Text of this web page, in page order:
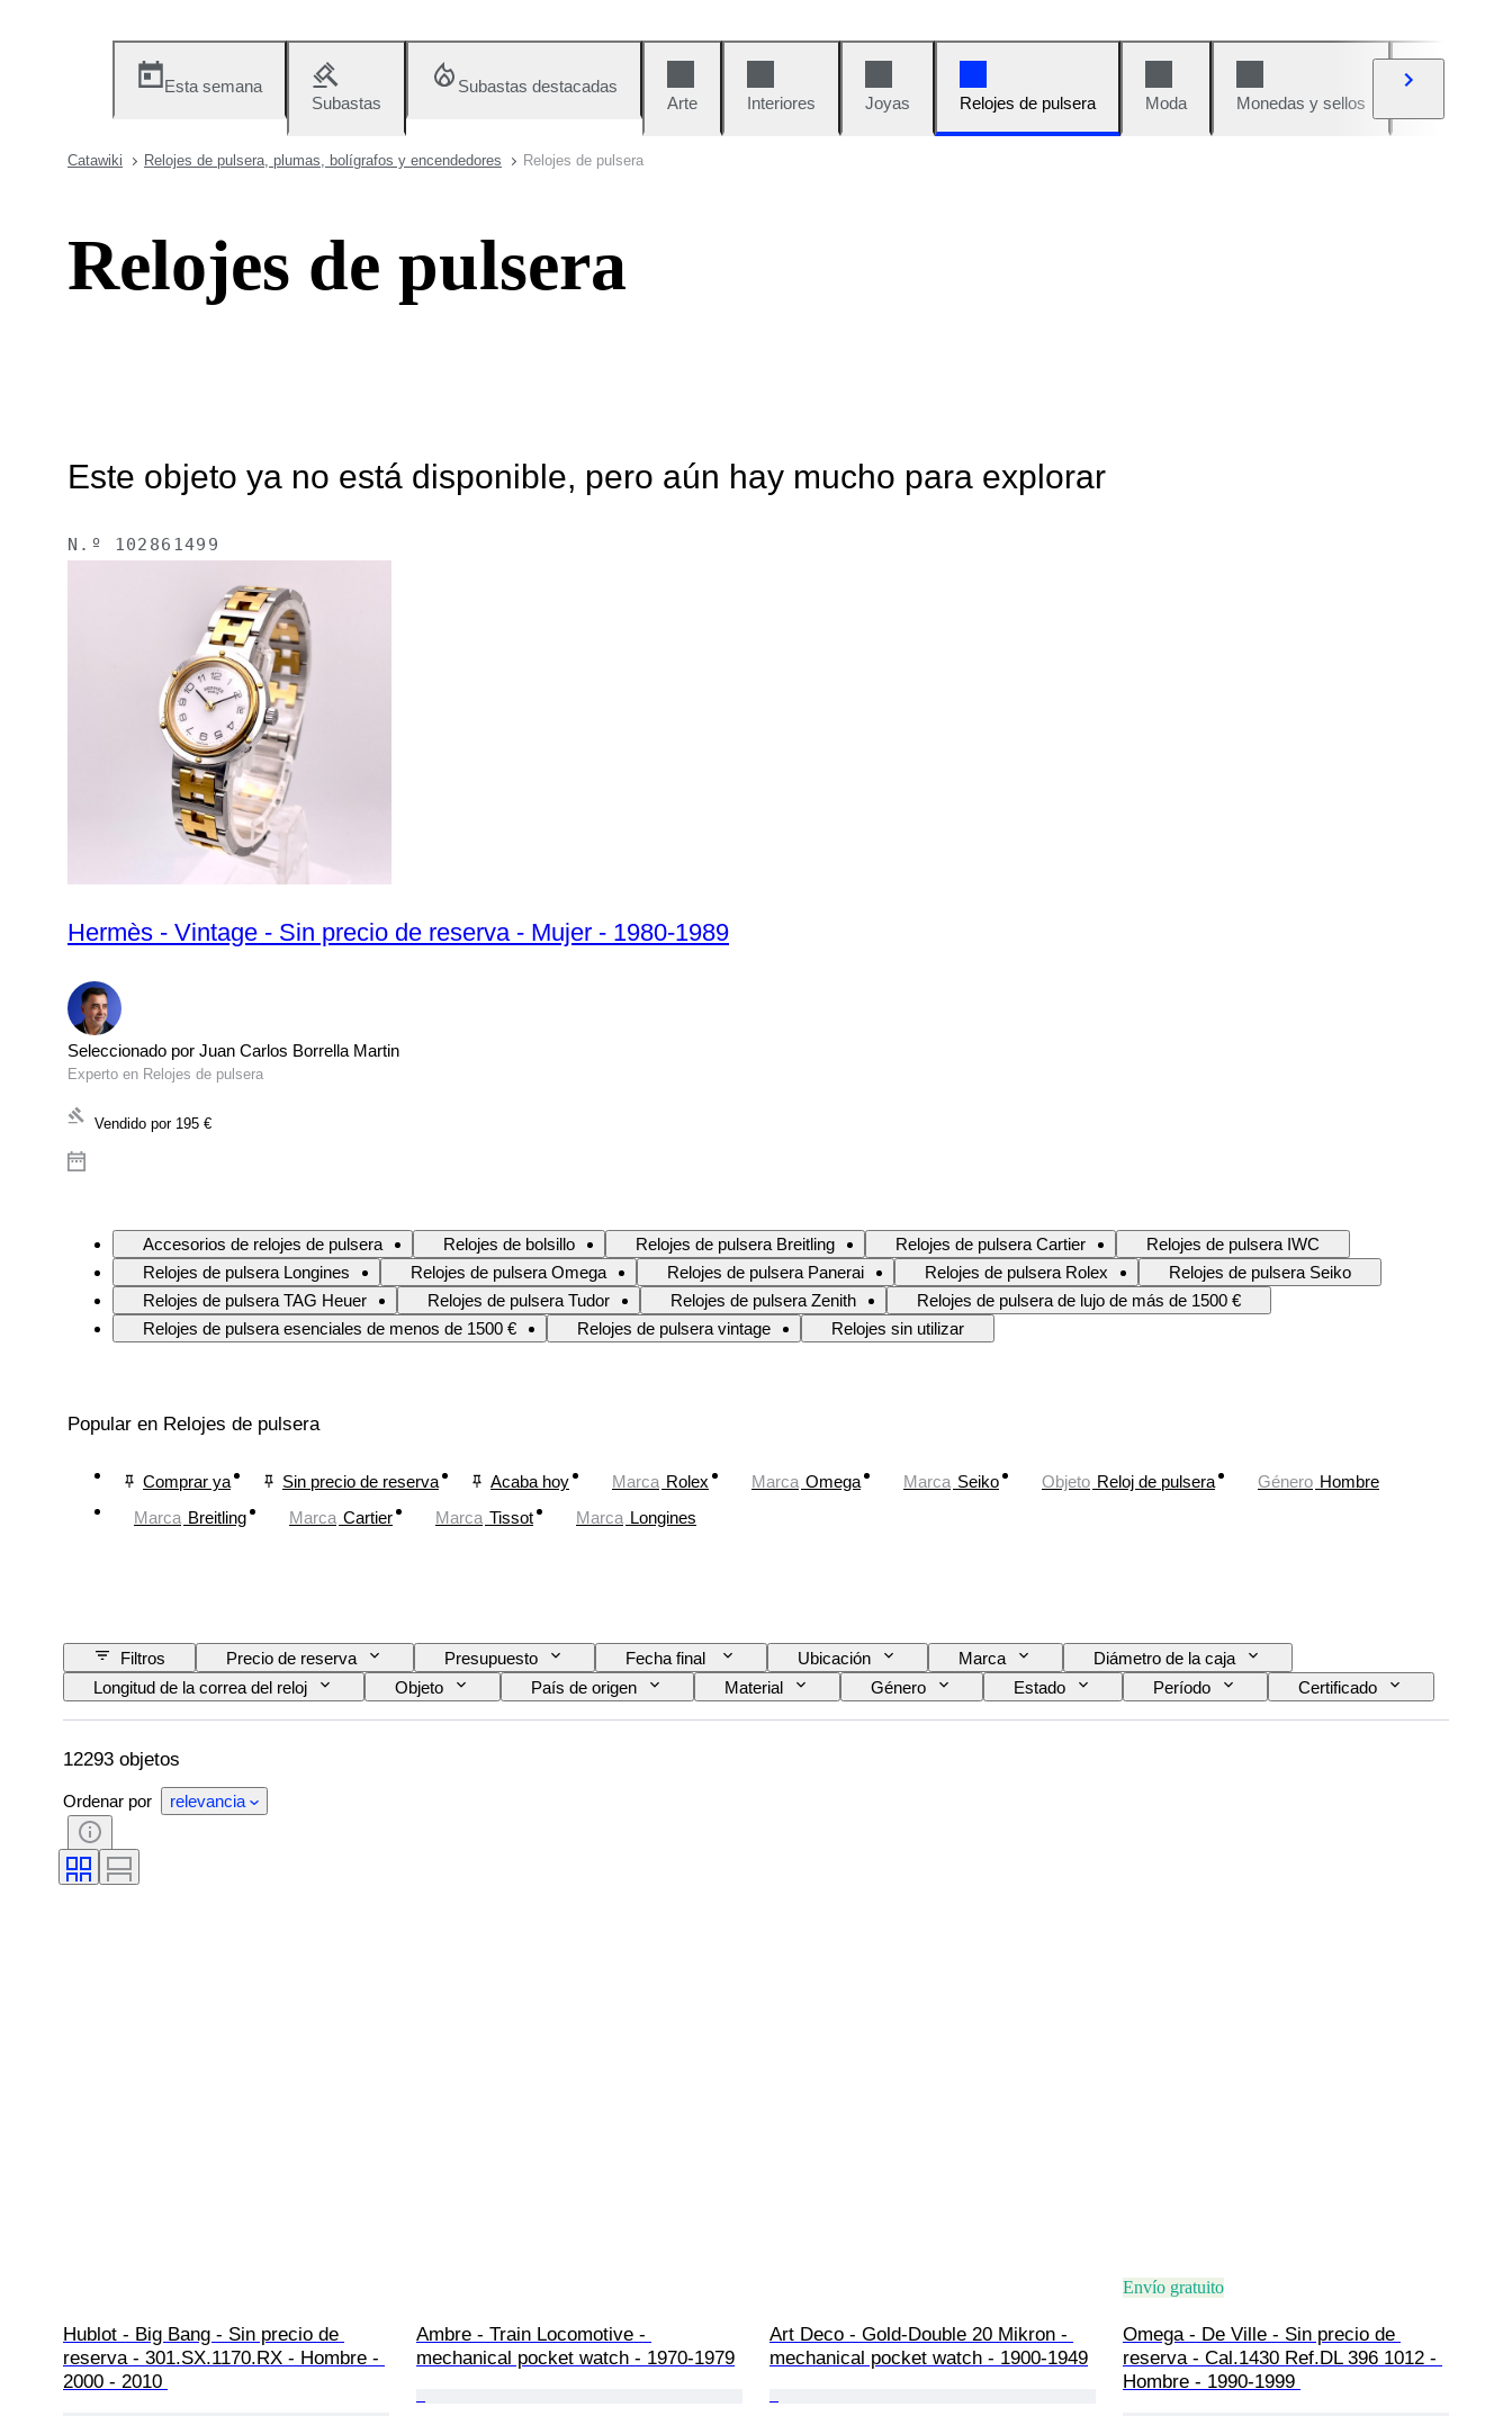
Esta semana
Subastas
Subastas destacadas
Arte
Interiores Joyas Relojes de pulsera Moda Monedas y sellos
Catawiki Relojes de pulsera, plumas, bolígrafos y encendedores Relojes de pulsera
Relojes de pulsera
Este objeto ya no está disponible, pero aún hay mucho para explorar
N.º 102861499
Hermès - Vintage - Sin precio de reserva - Mujer - 1980-1989
Seleccionado por Juan Carlos Borrella Martin
Experto en Relojes de pulsera
Vendido por 195 €
Accesorios de relojes de pulsera Relojes de bolsillo Relojes de pulsera Breitling Relojes de pulsera Cartier
Relojes de pulsera IWC
Relojes de pulsera Longines
Relojes de pulsera Omega Relojes de pulsera Panerai Relojes de pulsera Rolex
Relojes de pulsera Seiko
Relojes de pulsera TAG Heuer
Relojes de pulsera Tudor Relojes de pulsera Zenith
Relojes de pulsera de lujo de más de 1500 €
Relojes de pulsera esenciales de menos de 1500 €
Relojes de pulsera vintage Relojes sin utilizar
Popular en Relojes de pulsera
Comprar ya Sin precio de reserva Acaba hoy Marca Rolex Marca Omega Marca Seiko Objeto Reloj de pulsera Género Hombre
Marca Breitling Marca Cartier Marca Tissot Marca Longines
Filtros Precio de reserva Presupuesto Fecha final Ubicación Marca
Diámetro de la caja
Longitud de la correa del reloj
Objeto País de origen Material Género Estado Período
Certificado
Tema
Edición Idioma Color Movimiento del reloj Material de la correa del reloj
Era
12293 objetos
Ordenar por relevancia
Hublot - Big Bang - Sin precio de
reserva - 301.SX.1170.RX - Hombre -
2000 - 2010
Ambre - Train Locomotive -
mechanical pocket watch - 1970-1979
Art Deco - Gold-Double 20 Mikron -
mechanical pocket watch - 1900-1949
Envío gratuito
Omega - De Ville - Sin precio de
reserva - Cal.1430 Ref.DL 396 1012 -
Hombre - 1990-1999